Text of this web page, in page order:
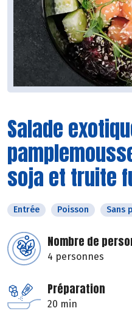
Salade
soja et truite
Entrée Poisson Sans
Nombre de
4 personnes
Préparation
20 min